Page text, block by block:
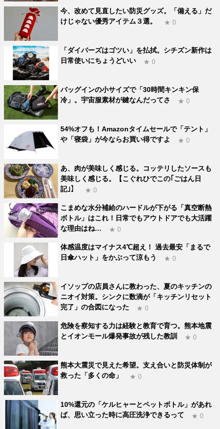
今、改めて見直したい防災グッズ。「備える」だ
けじゃない優秀アイテム３選。
★ 0
「ダイバーズはゴツい」を払拭。シチズン新作は
日常使いにちょうどいい
★ 0
バッグインの小サイズで「30時間キンキン保
冷」。宇宙服素材が鍵なんだってさ
★ 0
54%オフも！Amazonタイムセールで「テント」
や「寝袋」が今ならお買い得ですよ
★ 0
あ、肉が美味しく感じる。コッテリしたソースも
美味しく感じる。【こぐれひでこの｢ごはん日
記｣】
★ 0
こまめな水分補給のハードルが下がる「真空断熱
ボトル」はこれ！日常でもアウトドアでも大活躍
な理由はね…
★ 0
体感温度はマイナス4℃超え！ 過去最安「まるで
日傘ハット」をかぶって涼もう
★ 0
イソップの店員さんに教わった、夏のキッチンの
ニオイ対策。シンクに数滴が「キッチンリセット
完了」の合図になった
★ 0
危険を察知する力は経験と教育で育つ。熊本地震
とイオンモール爆発事故が残した教訓
★ 0
熊本大震災で見えた希望。支え合いと防災体制が
救った「多くの命」
★ 0
10%還元の「ケルヒャーとペットボトル」があれ
ば、思い立った時に高圧洗浄できるって
★ 0